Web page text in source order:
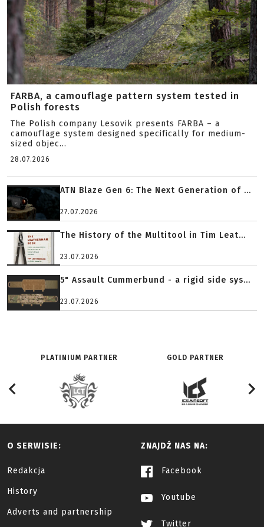
FARBA, a camouflage pattern system tested in
Polish forests
The Polish company Lesovik presents FARBA – a
camouflage system designed specifically for medium-
sized objec...
28.07.2026
ATN Blaze Gen 6: The Next Generation of ...
27.07.2026
The History of the Multitool in Tim Leat...
23.07.2026
5" Assault Cummerbund - a rigid side sys...
23.07.2026
PLATINIUM PARTNER GOLD PARTNER
O SERWISIE:
Redakcja
History
Adverts and partnership
ZNAJDŹ NAS NA:
Facebook
Youtube
Twitter